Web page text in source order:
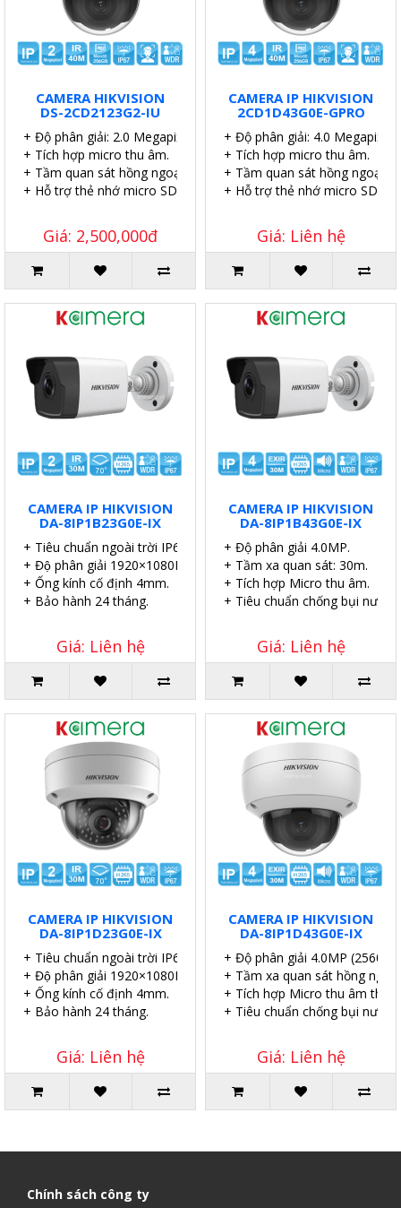
CAMERA HIKVISION
DS-2CD2123G2-IU
+ Độ phân giải: 2.0 Megapixel.
+ Tích hợp micro thu âm.
+ Tầm quan sát hồng ngoại: 40 mét.
+ Hỗ trợ thẻ nhớ micro SD 256GB.
Giá: 2,500,000đ
CAMERA IP HIKVISION
2CD1D43G0E-GPRO
+ Độ phân giải: 4.0 Megapixel.
+ Tích hợp micro thu âm.
+ Tầm quan sát hồng ngoại:
+ Hỗ trợ thẻ nhớ micro SD
Giá: Liên hệ
CAMERA IP HIKVISION
DA-8IP1B23G0E-IX
+ Tiêu chuẩn ngoài trời IP67.
+ Độ phân giải 1920×1080P.
+ Ống kính cố định 4mm.
+ Bảo hành 24 tháng.
Giá: Liên hệ
CAMERA IP HIKVISION
DA-8IP1B43G0E-IX
+ Độ phân giải 4.0MP.
+ Tầm xa quan sát: 30m.
+ Tích hợp Micro thu âm.
+ Tiêu chuẩn chống bụi nước
Giá: Liên hệ
CAMERA IP HIKVISION
DA-8IP1D23G0E-IX
+ Tiêu chuẩn ngoài trời IP67.
+ Độ phân giải 1920×1080P.
+ Ống kính cố định 4mm.
+ Bảo hành 24 tháng.
Giá: Liên hệ
CAMERA IP HIKVISION
DA-8IP1D43G0E-IX
+ Độ phân giải 4.0MP
+ Tầm xa quan sát hồng
+ Tích hợp Micro thu âm
+ Tiêu chuẩn chống bụi nước
Giá: Liên hệ
Chính sách công ty